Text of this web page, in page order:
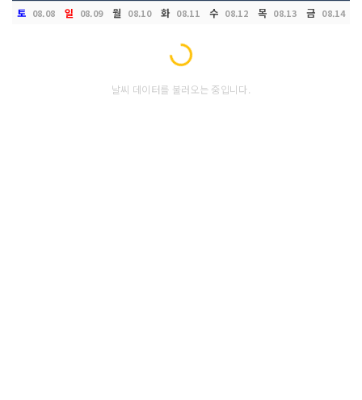
토 08.08 일 08.09 월 08.10 화 08.11 수 08.12 목 08.13 금 08.14
Loading...
날씨 데이터를 불러오는 중입니다.